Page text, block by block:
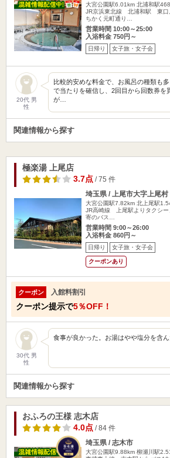
大宮公園駅6.01km 北浦和駅
JR京浜東北線 北浦和駅 東口
ちかく元町通り…
営業時間 10:00～25:00
入浴料金 750円～
日帰り 女子旅・女子会
20代 男
性
比較的安めな料金で、お風呂の種類も
で当たりを確信し、2回目から回数券を
が…
関連情報から探す
極楽湯 上尾店
3.7点/ 75 件
埼玉県 / 上尾市大字上尾村
大宮公園駅7.82km 北上尾駅
JR高崎線 上尾駅よりタクシ
寄のバス…
営業時間 9:00～26:00
入浴料金 860円～
日帰り 女子旅・女子会
クーポンあり
クーポン 入館料割引
クーポン提示で5％OFF！
30代 男
性
食事が良かった。お湯はやや塩分を含ん
関連情報から探す
おふろの王様 志木店
4.0点/ 84 件
埼玉県 / 志木市
大宮公園駅9.88km 柳瀬川駅